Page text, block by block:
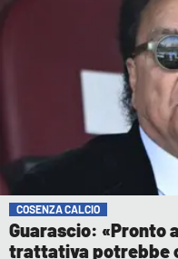
COSENZA CALCIO
Guarascio: «Pronto
trattativa potrebbe